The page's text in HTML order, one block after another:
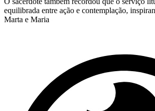
equilibrada entre ação e contemplação,
Marta e Maria